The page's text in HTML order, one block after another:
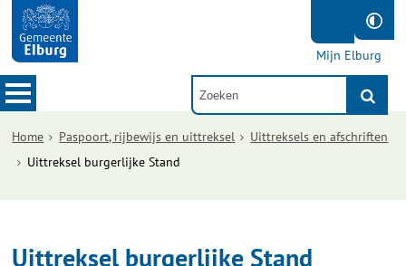
Mijn Elburg
Home Paspoort, rijbewijs en uittreksel
Uittreksels en afschriften
Uittreksel burgerlijke Stand
Uittreksel burgerlijke Stand